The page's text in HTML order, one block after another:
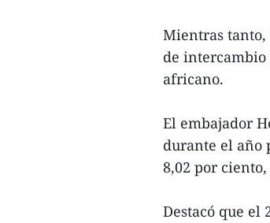
Mientras tanto,
de intercambio
africano.
El embajador
durante el año
8,02 por
Destacó que el